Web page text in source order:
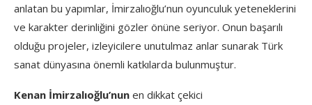
anlatan bu yapımlar, İmirzalıoğlu’nun oyunculuk yeteneklerini
ve karakter derinliğini gözler önüne seriyor. Onun başarılı
olduğu projeler, izleyicilere unutulmaz anlar sunarak Türk
sanat dünyasına önemli katkılarda bulunmuştur.
Kenan İmirzalıoğlu’nun en dikkat çekici